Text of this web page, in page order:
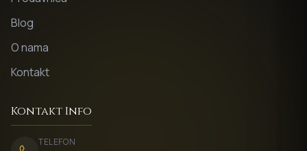
Blog
O nama
Kontakt
Kontakt Info
TELEFON